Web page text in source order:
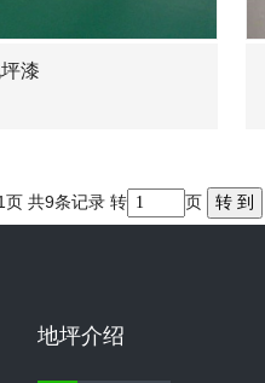
漆
页 共9条记录 转 页
地坪介绍